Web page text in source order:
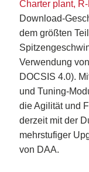
Charter plant,
Download-
dem größten
Verwendung
DOCSIS 4.0).
und Tuning-
die Agilität und
derzeit mit der
mehrstufiger
von DAA.